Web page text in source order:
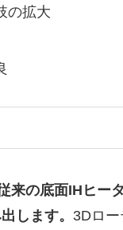
の拡大
来の底面IHヒー
します。 3Dロ